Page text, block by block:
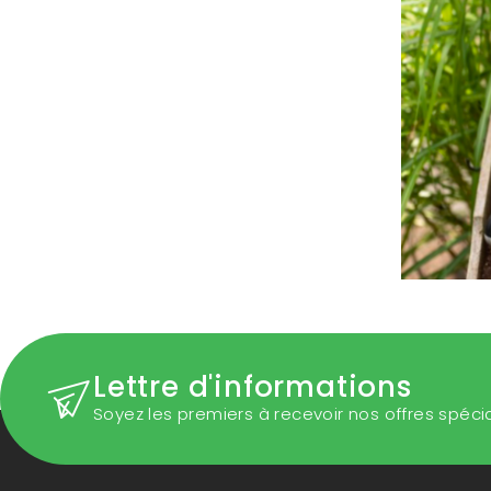
Lettre d'informations
Soyez les premiers à recevoir nos offres